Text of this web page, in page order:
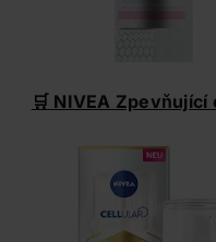
🛒 NIVEA